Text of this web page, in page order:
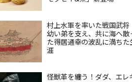
村上水軍を率いた戦国武将
幼い弟を支え、共に海へ散
た得居通幸の波乱に満ちた
涯
怪獣革を纏う！ダダ、エレ